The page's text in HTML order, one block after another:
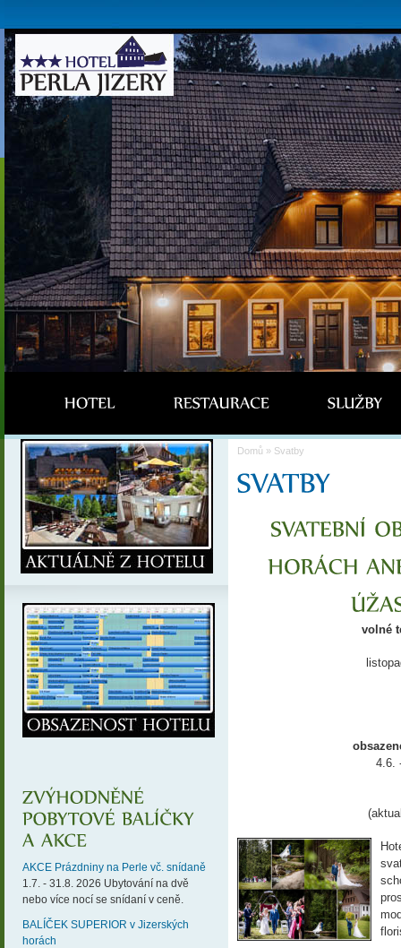
AKCE Prázdniny na Perle vč. snídaně
1.7. - 31.8. 2026 Ubytování na dvě
nebo více nocí se snídaní v ceně.
BALÍČEK SUPERIOR v Jizerských
horách
Domů » Svatby
volné
4.6.